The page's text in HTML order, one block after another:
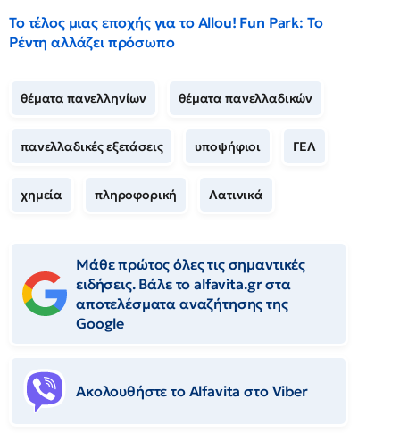
Το τέλος μιας εποχής για το Allou! Fun Park: Το
Ρέντη αλλάζει πρόσωπο
θέματα πανελληνίων θέματα πανελλαδικών
πανελλαδικές εξετάσεις υποψήφιοι ΓΕΛ
χημεία πληροφορική Λατινικά
Μάθε πρώτος όλες τις σημαντικές
ειδήσεις. Βάλε το alfavita.gr στα
αποτελέσματα αναζήτησης της
Google
Ακολουθήστε το Αlfavita στο Viber